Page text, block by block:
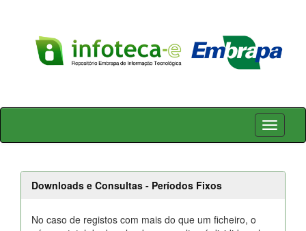
Skip
Downloads e Consultas - Períodos Fixos
No caso de registos com mais do que um ficheiro, o